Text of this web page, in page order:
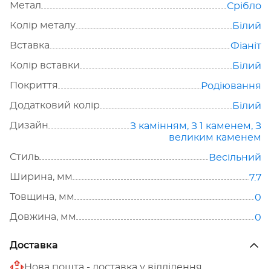
Метал
Срібло
Колір металу
Білий
Вставка
Фіаніт
Колір вставки
Білий
Покриття
Родіювання
Додатковий колір
Білий
Дизайн
З камінням, З 1 каменем, З
великим каменем
Стиль
Весільний
Ширина, мм
7.7
Товщина, мм
0
Довжина, мм
0
Доставка